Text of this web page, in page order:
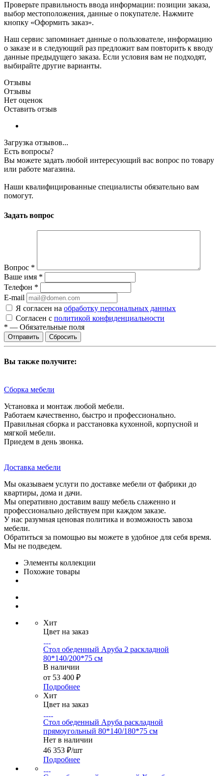
Проверьте правильность ввода информации: позиции заказа,
выбор местоположения, данные о покупателе. Нажмите
кнопку «Оформить заказ».
Наш сервис запоминает данные о пользователе, информацию
о заказе и в следующий раз предложит вам повторить к вводу
данные предыдущего заказа. Если условия вам не подходят,
выбирайте другие варианты.
Отзывы
Отзывы
Нет оценок
Оставить отзыв
Загрузка отзывов...
Есть вопросы?
Вы можете задать любой интересующий вас вопрос по товару
или работе магазина.
Наши квалифицированные специалисты обязательно вам
помогут.
Задать вопрос
Вопрос *
Ваше имя *
Телефон *
E-mail
Я согласен на обработку персональных данных
Согласен с политикой конфиденциальности
* — Обязательные поля
Сбросить
Вы также получите:
Сборка мебели
Установка и монтаж любой мебели.
Работаем качественно, быстро и профессионально.
Правильная сборка и расстановка кухонной, корпусной и
мягкой мебели.
Приедем в день звонка.
Доставка мебели
Мы оказываем услуги по доставке мебели от фабрики до
квартиры, дома и дачи.
Мы оперативно доставим вашу мебель слаженно и
профессионально действуем при каждом заказе.
У нас разумная ценовая политика и возможность завоза
мебели.
Обратиться за помощью вы можете в удобное для себя время.
Мы не подведем.
Элементы коллекции
Похожие товары
Хит
Цвет на заказ
Стол обеденный Аруба 2 раскладной
80*140/200*75 см
В наличии
от 53 400 ₽
Подробнее
Хит
Цвет на заказ
Стол обеденный Аруба раскладной
прямоугольный 80*140/180*75 см
Нет в наличии
46 353 ₽/шт
Подробнее